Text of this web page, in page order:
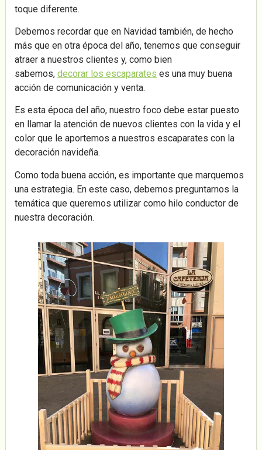
toque diferente.
Debemos recordar que en Navidad también, de hecho
más que en otra época del año, tenemos que conseguir
atraer a nuestros clientes y, como bien
sabemos, decorar los escaparates es una muy buena
acción de comunicación y venta.
Es esta época del año, nuestro foco debe estar puesto
en llamar la atención de nuevos clientes con la vida y el
color que le aportemos a nuestros escaparates con la
decoración navideña.
Como toda buena acción, es importante que marquemos
una estrategia. En este caso, debemos preguntarnos la
temática que queremos utilizar como hilo conductor de
nuestra decoración.